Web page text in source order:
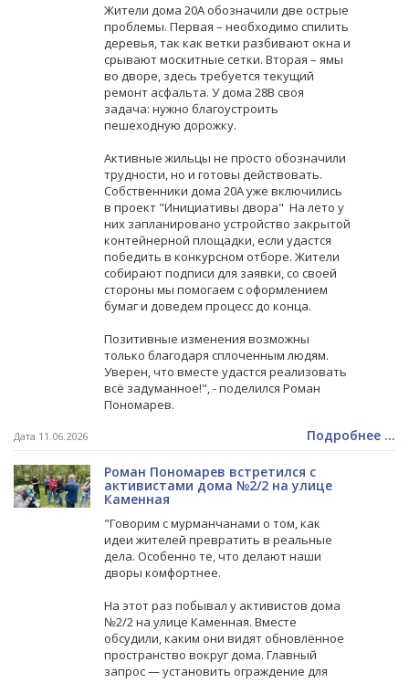
Жители дома 20А обозначили две острые
проблемы. Первая – необходимо спилить
деревья, так как ветки разбивают окна и
срывают москитные сетки. Вторая – ямы
во дворе, здесь требуется текущий
ремонт асфальта. У дома 28В своя
задача: нужно благоустроить
пешеходную дорожку.
Активные жильцы не просто обозначили
трудности, но и готовы действовать.
Собственники дома 20А уже включились
в проект "Инициативы двора" На лето у
них запланировано устройство закрытой
контейнерной площадки, если удастся
победить в конкурсном отборе. Жители
собирают подписи для заявки, со своей
стороны мы помогаем с оформлением
бумаг и доведем процесс до конца.
Позитивные изменения возможны
только благодаря сплоченным людям.
Уверен, что вместе удастся реализовать
всё задуманное!", - поделился Роман
Пономарев.
Дата 11.06.2026 Подробнее ...
Роман Пономарев встретился с
активистами дома №2/2 на улице
Каменная
"Говорим с мурманчанами о том, как
идеи жителей превратить в реальные
дела. Особенно те, что делают наши
дворы комфортнее.
На этот раз побывал у активистов дома
№2/2 на улице Каменная. Вместе
обсудили, каким они видят обновлённое
пространство вокруг дома. Главный
запрос — установить ограждение для